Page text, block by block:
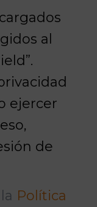
al
ejercer
de
Política